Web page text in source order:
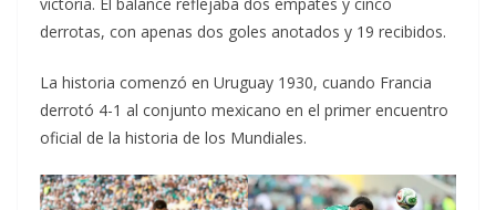
derrotas, con apenas dos goles anotados y 19 recibidos.
La historia comenzó en Uruguay 1930, cuando Francia
derrotó 4-1 al conjunto mexicano en el primer encuentro
oficial de la historia de los Mundiales.